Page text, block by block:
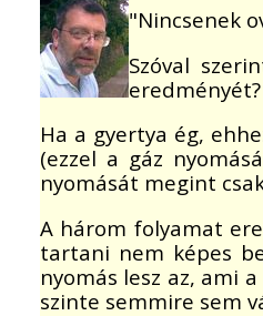
"Nincsenek
Szóval
eredményét?
Ha a gyertya ég,
(ezzel a gáz
nyomását megint
A három folyamat
tartani nem képes
nyomás lesz az, ami
szinte semmire sem